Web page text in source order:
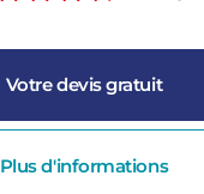
Votre devis gratuit
Plus d'informations